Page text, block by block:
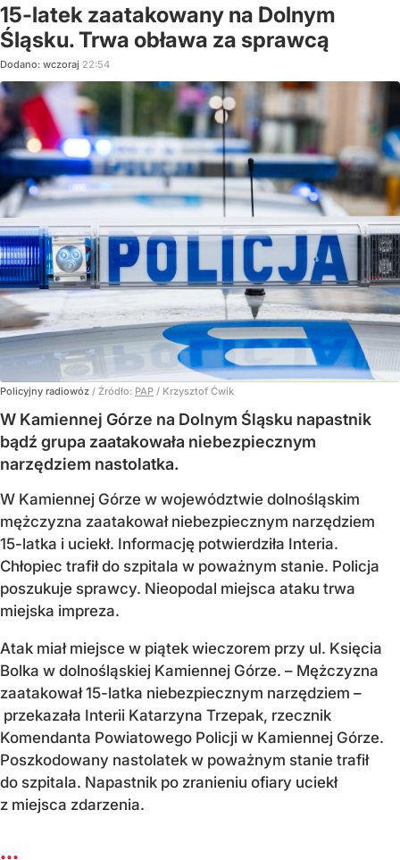
15-latek zaatakowany na Dolnym
Śląsku. Trwa obława za sprawcą
Dodano: wczoraj 22:54
Policyjny radiowóz / Źródło: PAP / Krzysztof Ćwik
W Kamiennej Górze na Dolnym Śląsku napastnik
bądź grupa zaatakowała niebezpiecznym
narzędziem nastolatka.
W Kamiennej Górze w województwie dolnośląskim
mężczyzna zaatakował niebezpiecznym narzędziem
15-latka i uciekł. Informację potwierdziła Interia.
Chłopiec trafił do szpitala w poważnym stanie. Policja
poszukuje sprawcy. Nieopodal miejsca ataku trwa
miejska impreza.
Atak miał miejsce w piątek wieczorem przy ul. Księcia
Bolka w dolnośląskiej Kamiennej Górze. – Mężczyzna
zaatakował 15-latka niebezpiecznym narzędziem –
przekazała Interii Katarzyna Trzepak, rzecznik
Komendanta Powiatowego Policji w Kamiennej Górze.
Poszkodowany nastolatek w poważnym stanie trafił
do szpitala. Napastnik po zranieniu ofiary uciekł
z miejsca zdarzenia.
...